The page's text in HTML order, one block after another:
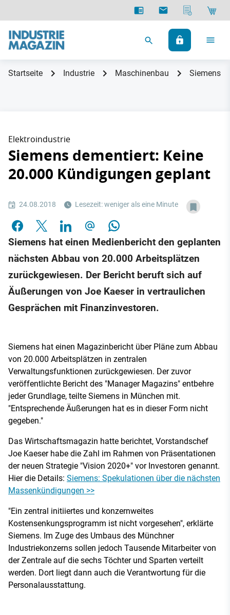
Startseite Industrie Maschinenbau Siemens
Elektroindustrie
Siemens dementiert: Keine
20.000 Kündigungen geplant
24.08.2018 Lesezeit: weniger als eine Minute
Siemens hat einen Medienbericht den geplanten
nächsten Abbau von 20.000 Arbeitsplätzen
zurückgewiesen. Der Bericht beruft sich auf
Äußerungen von Joe Kaeser in vertraulichen
Gesprächen mit Finanzinvestoren.
Siemens hat einen Magazinbericht über Pläne zum Abbau
von 20.000 Arbeitsplätzen in zentralen
Verwaltungsfunktionen zurückgewiesen. Der zuvor
veröffentlichte Bericht des "Manager Magazins" entbehre
jeder Grundlage, teilte Siemens in München mit.
"Entsprechende Äußerungen hat es in dieser Form nicht
gegeben."
Das Wirtschaftsmagazin hatte berichtet, Vorstandschef
Joe Kaeser habe die Zahl im Rahmen von Präsentationen
der neuen Strategie "Vision 2020+" vor Investoren genannt.
Hier die Details: Siemens: Spekulationen über die nächsten
Massenkündigungen >>
"Ein zentral initiiertes und konzernweites
Kostensenkungsprogramm ist nicht vorgesehen", erklärte
Siemens. Im Zuge des Umbaus des Münchner
Industriekonzerns sollen jedoch Tausende Mitarbeiter von
der Zentrale auf die sechs Töchter und Sparten verteilt
werden. Dort liegt dann auch die Verantwortung für die
Personalausstattung.